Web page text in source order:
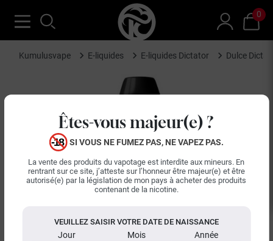
Êtes-vous majeur(e) ?
SI VOUS NE FUMEZ PAS, NE VAPEZ PAS.
La vente des produits du vapotage est interdite aux mineurs. En
rentrant sur ce site, j’atteste sur l’honneur être majeur(e) et être
autorisé(e) par la législation de mon pays à acheter des produits
contenant de la nicotine.
VEUILLEZ SAISIR VOTRE DATE DE NAISSANCE
Jour Mois Année
0
Kumulusvape E-liquides E-liquides Dictator Dulce